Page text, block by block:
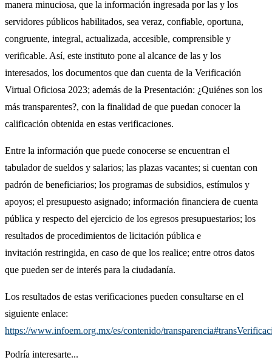
manera minuciosa, que la información ingresada por las y los
servidores públicos habilitados, sea veraz, confiable, oportuna,
congruente, integral, actualizada, accesible, comprensible y
verificable. Así, este instituto pone al alcance de las y los
interesados, los documentos que dan cuenta de la Verificación
Virtual Oficiosa 2023; además de la Presentación: ¿Quiénes son los
más transparentes?, con la finalidad de que puedan conocer la
calificación obtenida en estas verificaciones.
Entre la información que puede conocerse se encuentran el
tabulador de sueldos y salarios; las plazas vacantes; si cuentan con
padrón de beneficiarios; los programas de subsidios, estímulos y
apoyos; el presupuesto asignado; información financiera de cuenta
pública y respecto del ejercicio de los egresos presupuestarios; los
resultados de procedimientos de licitación pública e
invitación restringida, en caso de que los realice; entre otros datos
que pueden ser de interés para la ciudadanía.
Los resultados de estas verificaciones pueden consultarse en el
siguiente enlace:
https://www.infoem.org.mx/es/contenido/
Podría interesarte...